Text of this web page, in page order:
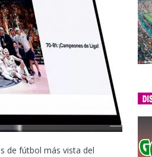
de fútbol más vista del